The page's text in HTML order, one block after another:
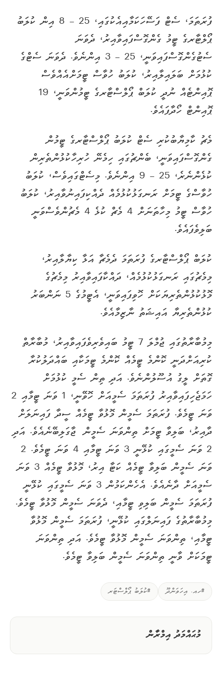
ފުރަތަމަ، ސެޓް ފަސޭހަކަމާއިއެކުގައި، 25 – 8 އިން ކުލަބު
ޕޯލްޓާރގެ ޓީމު ގެންގޮސްފައިވާއިރު، ދެވަނަ
ސެޓުގެންގޮސްފައިވަނީ، 25 – 3 އިންނެވެ. ދެވަނަ ސެޓްގެ
ކުޅުމަށް ބަލައިލާއިރު، ކުލަބު ހުވާސް ޓީމަށްއެއްވެސް
ޕޮއިންޓެއް ނުދީ ކުލަބް ޕޯލްސްޓާރގެ ޓީމުންވަނީ، 19
ޕޮއިންޓް ހޯދާފައެވެ.
މެޗު ކާމިޔާބުކުރި ސެޓް ކުލަބު ޕޯލްސްޓާރގެ ޓީމުން
ގެންގޮސްފައިވަނީ، ބެންޗުގައި ހިމެނޭ ހުރިހާކުޅުންތެރިން
ކުޅެންނެރެ، 25 – 9 އިންނެވެ. މިސެޓްގައިވެސް، ކުލަބު
ހުވާސްގެ ޓީމަށް ރަނގަޅުކުޅުމެއް ދެއްކިފައިނުވާއިރު، ކުލަބު
ހުވާސް ޓީމު މިހާތަނަށް 4 މެޗް ކުޅެ 4 މެޗުންވެސްވަނީ
ބަލިވެފައެވެ.
ކުލަބް ޕޯލްސްޓާރގެ ފުރަތަމަ ދެމެޗާ އަޅާ ކިޔާލާއިރު،
މިމެޗުގައި ރަނގަޅުކުޅުމެއް، ދައްކާފައިވާއިރު މިމެޗުގެ
މޮޅުކުޅުންތެރިޔަކަށް ހޮވިފައިވަނީ، އެޓީމުގެ 5 ނަންބަރު
ކުޅުންތެރިޔާ އައިޝަތު ނާޒިމާއެވެ.
މިމުބާރާތުގައި ޖުމްލަ 7 ޓީމު ބައިވެރިވެފައިވާއިރު، މުބާރާތް
ކުރިއަށްދަނީ ކޮންމެ ޓީމެއް ކޮންމެ ޓީމަކާއި ބައްދަލުކުރާ
ގޮތަށް ލީގު އުސޫލުންނެވެ. އަދި ތިން ސެމީ ކުޅުމަށް
ހަމަޖެހިފައިވާއިރު ފުރަތަމަ ސެމީއަށް ހޮވޭނީ، 1 ވަނަ ޓީމާއި 2
ވަނަ ޓީމެވެ. ފުރަތަމަ ސެމީން މޮޅުވާ ޓީމެއް ސީދާ ފައިނަލަށް
ދާއިރު، ބަލިވާ ޓީމަށް ތިންވަނަ ސެމީން ޖާގަލިބޭނެއެވެ. އަދި
2 ވަނަ ސެމީގައި ކުޅޭނީ 3 ވަނަ ޓީމާއި 4 ވަނަ ޓީމެވެ. 2
ވަނަ ސެމީން ބަލިވާ ޓީމެއް ކަޓާ އިރު، މޮޅުވާ ޓީމެއް 3 ވަނަ
ސެމީއަށް ދާނެއެވެ. އެހެންކަމުން 3 ވަނަ ސެމީގައި ކުޅޭނީ
ފުރަތަމަ ސެމީން ބަލިވި ޓީމާއި، ދެވަނަ ސެމީން މޮޅުވާ ޓީމެވެ.
މިމުބާރާތުގެ ފައިނަލްގައި ކުޅޭނީ، ފުރަތަމަ ސެމީން މޮޅުވާ
ޓީމާއި، ތިންވަނަ ސެމީން މޮޅުވާ ޓީމެވެ. އަދި ތިންވަނަ
ޓީމަކަށް ވާނީ ތިންވަނަ ސެމީން ބަލިވާ ޓީމެވެ.
#ހއ. އިހަވަންދޫ #ކުލަބު ޕޯލްސްޓަރ
މުޙައްމަދު އިމްރާން